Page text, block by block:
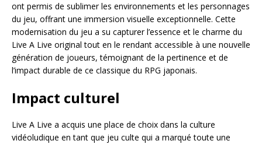
ont permis de sublimer les environnements et les personnages
du jeu, offrant une immersion visuelle exceptionnelle. Cette
modernisation du jeu a su capturer l’essence et le charme du
Live A Live original tout en le rendant accessible à une nouvelle
génération de joueurs, témoignant de la pertinence et de
l’impact durable de ce classique du RPG japonais.
Impact culturel
Live A Live a acquis une place de choix dans la culture
vidéoludique en tant que jeu culte qui a marqué toute une